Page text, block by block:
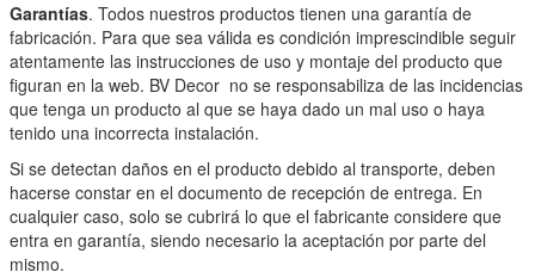
Garantías. Todos nuestros productos tienen una garantía de
fabricación. Para que sea válida es condición imprescindible seguir
atentamente las instrucciones de uso y montaje del producto que
figuran en la web. BV Decor no se responsabiliza de las incidencias
que tenga un producto al que se haya dado un mal uso o haya
tenido una incorrecta instalación.
Si se detectan daños en el producto debido al transporte, deben
hacerse constar en el documento de recepción de entrega. En
cualquier caso, solo se cubrirá lo que el fabricante considere que
entra en garantía, siendo necesario la aceptación por parte del
mismo.